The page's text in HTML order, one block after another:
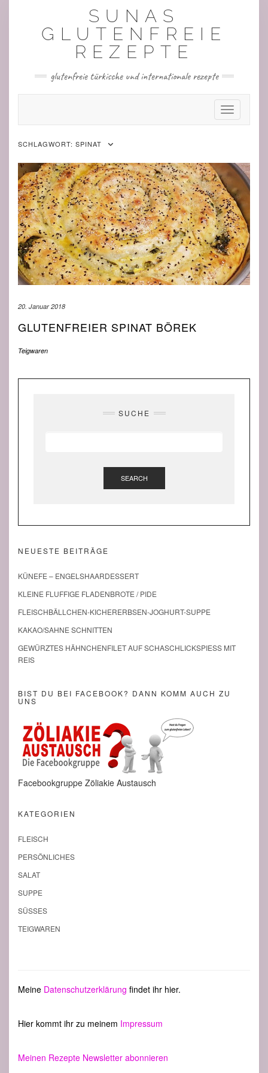
SUNAS
GLUTENFREIE
REZEPTE
glutenfreie türkische und internationale rezepte
Toggle
SCHLAGWORT: SPINAT
20. Januar 2018
GLUTENFREIER SPINAT BÖREK
Teigwaren
SUCHE
SEARCH
NEUESTE BEITRÄGE
KÜNEFE – ENGELSHAARDESSERT
KLEINE FLUFFIGE FLADENBROTE / PIDE
FLEISCHBÄLLCHEN-KICHERERBSEN-JOGHURT-SUPPE
KAKAO/SAHNE SCHNITTEN
GEWÜRZTES HÄHNCHENFILET AUF SCHASCHLICKSPIESS MIT R
EIS
BIST DU BEI FACEBOOK? DANN KOMM AUCH ZU
UNS
Facebookgruppe Zöliakie Austausch
KATEGORIEN
FLEISCH
PERSÖNLICHES
SALAT
SUPPE
SÜSSES
TEIGWAREN
Meine Datenschutzerklärung findet ihr hier.
Hier kommt ihr zu meinem Impressum
Meinen Rezepte Newsletter abonnieren